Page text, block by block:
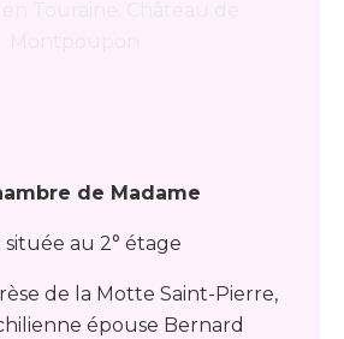
de Madame
située au 2° étage
de la Motte Saint-Pierre,
épouse Bernard